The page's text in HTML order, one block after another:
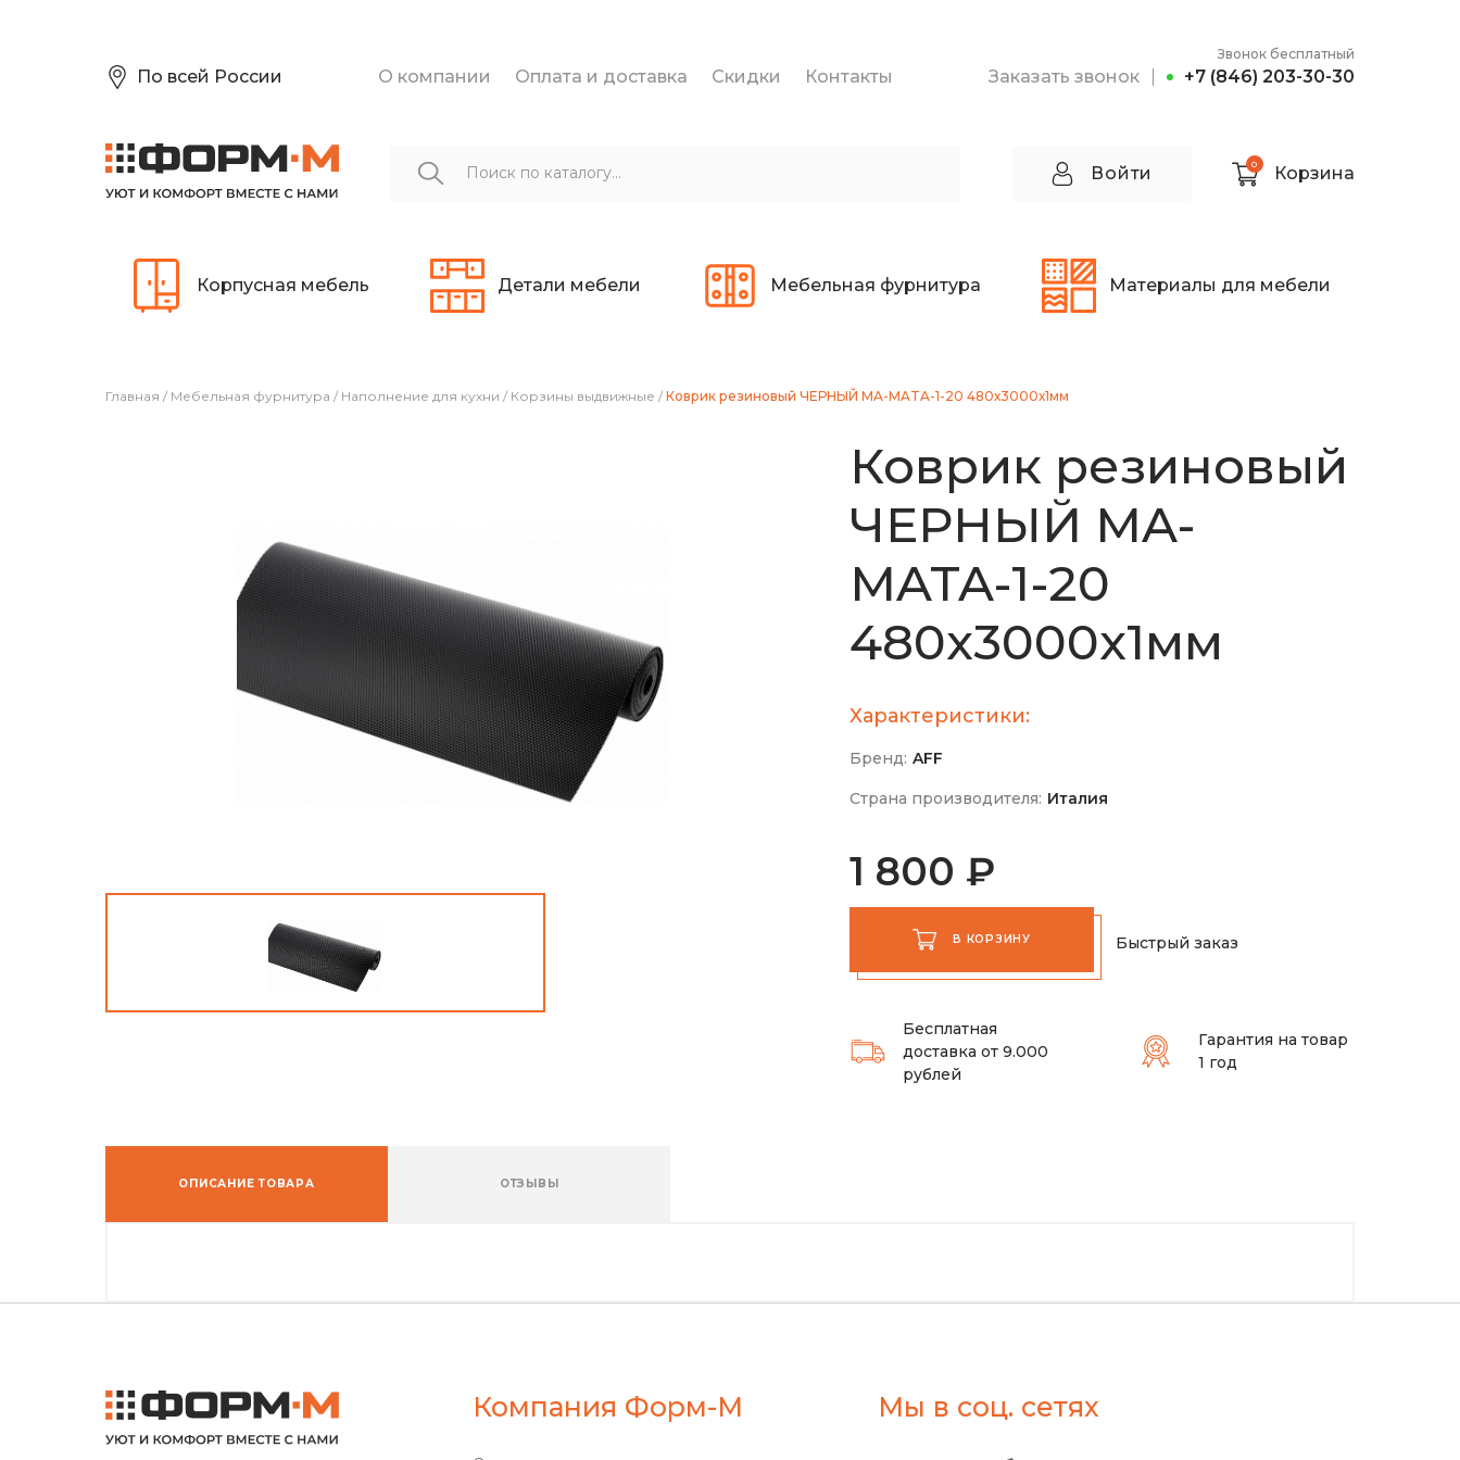
По всей России О компании Оплата и доставка Скидки Контакты Заказать звонок
Звонок бесплатный
+7 (846) 203-30-30
Войти 0 Корзина
Корпусная мебель Детали мебели Мебельная фурнитура Материалы для мебели
Главная / Мебельная фурнитура / Наполнение для кухни / Корзины выдвижные / Коврик резиновый ЧЕРНЫЙ MA-MATA-1-20 480х3000х1мм
Коврик резиновый
ЧЕРНЫЙ MA-
MATA-1-20
480х3000х1мм
Характеристики:
Бренд: AFF
Страна производителя: Италия
1 800 ₽
В КОРЗИНУ Быстрый заказ
Бесплатная
доставка от 9.000
рублей
Гарантия на товар
1 год
ОПИСАНИЕ ТОВАРА ОТЗЫВЫ
Компания Форм-М Мы в соц. сетях